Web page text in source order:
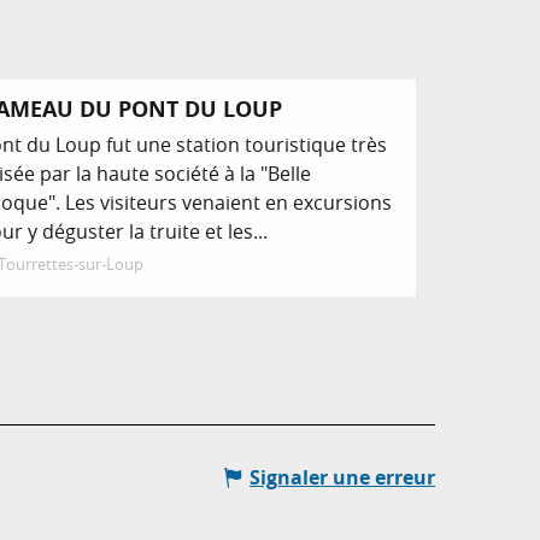
DU PONT DU LOUP
du Loup fut une station touristique très
par la haute société à la "Belle
Les visiteurs venaient en excursions
y déguster la truite et les...
sur-Loup
Signaler une erreur